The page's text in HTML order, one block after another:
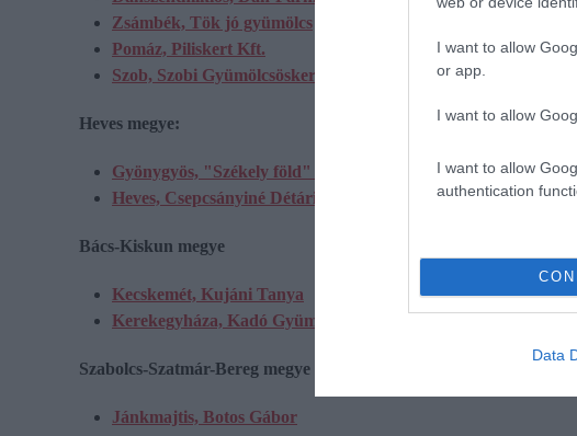
I want to allow
or app.
I want to allow
I want to allow
authentication
Data
Zsámbék, Tök jó gyümölcs
Pomáz, Piliskert Kft.
Szob, Szobi Gyümölcsöskert
Heves megye:
Gyönygyös, "Székely föld" Székely családi gazdaság
Heves, Csepcsányiné Détári Mária Agro-Csep Kft
Bács-Kiskun megye
Kecskemét, Kujáni Tanya
Kerekegyháza, Kadó Gyümi
Szabolcs-Szatmár-Bereg megye
Jánkmajtis, Botos Gábor